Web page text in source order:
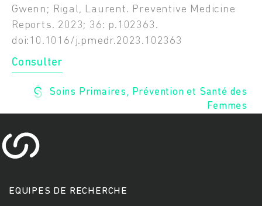
Gwenn; Rigal, Laurent. Preventive Medicine
Reports. 2023; 36: p.102363.
doi:10.1016/j.pmedr.2023.102363
Consulter
Soins Primaires, Prévention et Santé des
Femmes
EQUIPES DE RECHERCHE